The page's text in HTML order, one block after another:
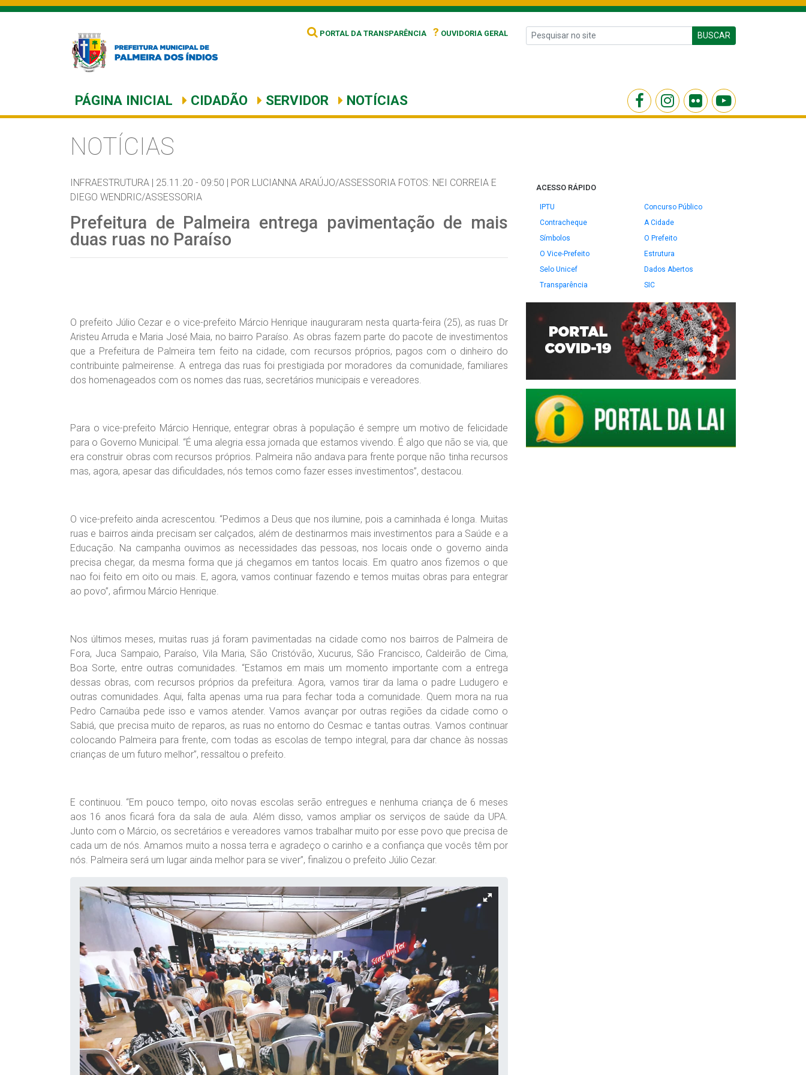
PORTAL DA TRANSPARÊNCIA ? OUVIDORIA GERAL BUSCAR
PÁGINA INICIAL CIDADÃO SERVIDOR NOTÍCIAS
NOTÍCIAS
INFRAESTRUTURA | 25.11.20 - 09:50 | POR LUCIANNA ARAÚJO/ASSESSORIA FOTOS: NEI CORREIA E
DIEGO WENDRIC/ASSESSORIA
Prefeitura de Palmeira entrega pavimentação de mais
duas ruas no Paraíso
O prefeito Júlio Cezar e o vice-prefeito Márcio Henrique inauguraram nesta quarta-feira (25), as ruas Dr
Aristeu Arruda e Maria José Maia, no bairro Paraíso. As obras fazem parte do pacote de investimentos
que a Prefeitura de Palmeira tem feito na cidade, com recursos próprios, pagos com o dinheiro do
contribuinte palmeirense. A entrega das ruas foi prestigiada por moradores da comunidade, familiares
dos homenageados com os nomes das ruas, secretários municipais e vereadores.
Para o vice-prefeito Márcio Henrique, entegrar obras à população é sempre um motivo de felicidade
para o Governo Municipal. “É uma alegria essa jornada que estamos vivendo. É algo que não se via, que
era construir obras com recursos próprios. Palmeira não andava para frente porque não tinha recursos
mas, agora, apesar das dificuldades, nós temos como fazer esses investimentos”, destacou.
O vice-prefeito ainda acrescentou. “Pedimos a Deus que nos ilumine, pois a caminhada é longa. Muitas
ruas e bairros ainda precisam ser calçados, além de destinarmos mais investimentos para a Saúde e a
Educação. Na campanha ouvimos as necessidades das pessoas, nos locais onde o governo ainda
precisa chegar, da mesma forma que já chegamos em tantos locais. Em quatro anos fizemos o que
nao foi feito em oito ou mais. E, agora, vamos continuar fazendo e temos muitas obras para entegrar
ao povo”, afirmou Márcio Henrique.
Nos últimos meses, muitas ruas já foram pavimentadas na cidade como nos bairros de Palmeira de
Fora, Juca Sampaio, Paraíso, Vila Maria, São Cristóvão, Xucurus, São Francisco, Caldeirão de Cima,
Boa Sorte, entre outras comunidades. “Estamos em mais um momento importante com a entrega
dessas obras, com recursos próprios da prefeitura. Agora, vamos tirar da lama o padre Ludugero e
outras comunidades. Aqui, falta apenas uma rua para fechar toda a comunidade. Quem mora na rua
Pedro Carnaúba pede isso e vamos atender. Vamos avançar por outras regiões da cidade como o
Sabiá, que precisa muito de reparos, as ruas no entorno do Cesmac e tantas outras. Vamos continuar
colocando Palmeira para frente, com todas as escolas de tempo integral, para dar chance às nossas
crianças de um futuro melhor”, ressaltou o prefeito.
E continuou. “Em pouco tempo, oito novas escolas serão entregues e nenhuma criança de 6 meses
aos 16 anos ficará fora da sala de aula. Além disso, vamos ampliar os serviços de saúde da UPA.
Junto com o Márcio, os secretários e vereadores vamos trabalhar muito por esse povo que precisa de
cada um de nós. Amamos muito a nossa terra e agradeço o carinho e a confiança que vocês têm por
nós. Palmeira será um lugar ainda melhor para se viver”, finalizou o prefeito Júlio Cezar.
ACESSO RÁPIDO
IPTU
Concurso Público
Contracheque
A Cidade
Símbolos
O Prefeito
O Vice-Prefeito
Estrutura
Selo Unicef
Dados Abertos
Transparência
SIC